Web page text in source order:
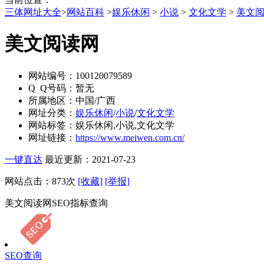
三体网址大全>网站百科 >娱乐休闲 > 小说 > 文化文学 > 美文
美文阅读网
网站编号： 100120079589
Q Q号码： 暂无
所属地区： 中国/广西
网址分类： 娱乐休闲/小说/文化文学
网站标签： 娱乐休闲,小说,文化文学
网址链接： https://www.meiwen.com.cn/
一键直达 最近更新：2021-07-23
网站点击： 873次 [收藏] [举报]
美文阅读网SEO指标查询
SEO查询